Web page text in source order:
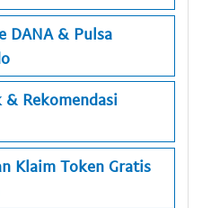
DANA & Pulsa
Rekomendasi
Klaim Token Gratis